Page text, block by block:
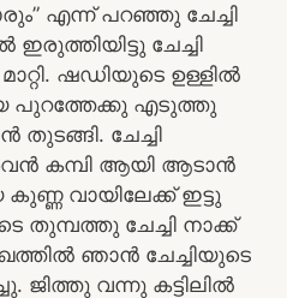
എന്ന് പറഞ്ഞു ചേച്ചി
ഇരുത്തിയിട്ടു ചേച്ചി
ഷഡിയുടെ ഉള്ളിൽ
പുറത്തേക്കു എടുത്തു
തുടങ്ങി. ചേച്ചി
കമ്പി ആയി ആടാൻ
കുണ്ണ വായിലേക്ക് ഇട്ടു
തുമ്പത്തു ചേച്ചി നാക്ക്
ഞാൻ ചേച്ചിയുടെ
ജിത്തു വന്നു കട്ടിലിൽ